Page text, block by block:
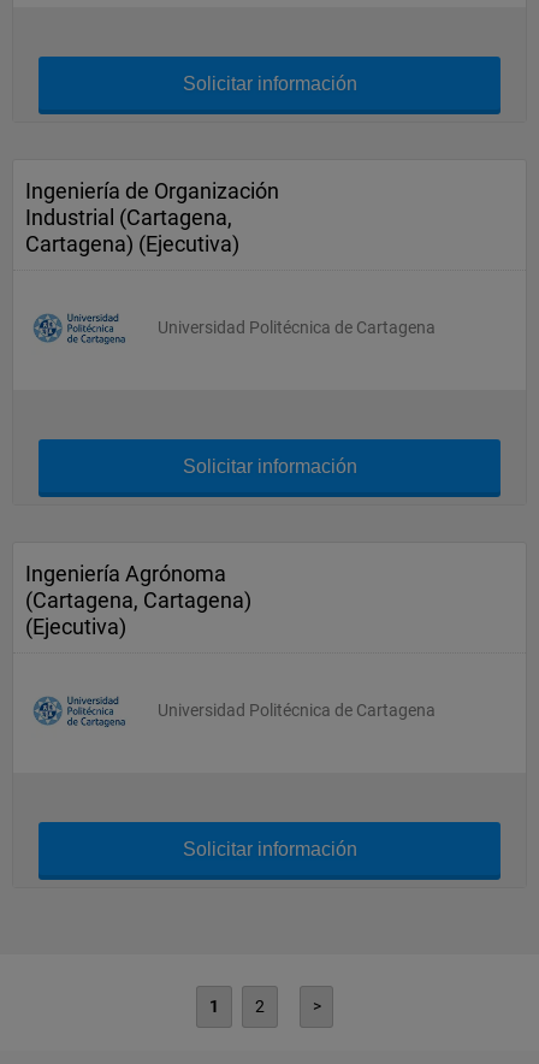
Solicitar información
Ingeniería de Organización
Industrial (Cartagena,
Cartagena) (Ejecutiva)
Universidad Politécnica de Cartagena
Solicitar información
Ingeniería Agrónoma
(Cartagena, Cartagena)
(Ejecutiva)
Universidad Politécnica de Cartagena
Solicitar información
1 2 >